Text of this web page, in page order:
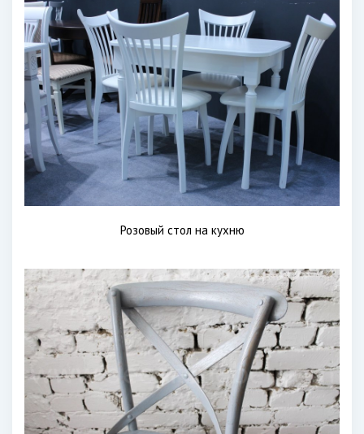
Розовый стол на кухню